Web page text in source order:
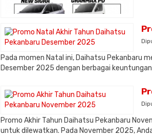
Pada momen Natal ini, Daihatsu Pekanbaru
Desember 2025 dengan berbagai
Promo Akhir Tahun Daihatsu Pekanbaru
untuk dilewatkan. Pada November 2025,